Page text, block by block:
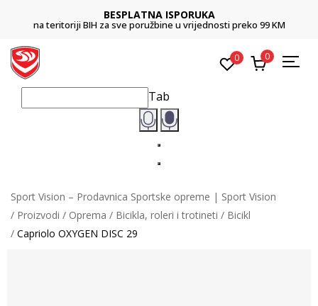
BESPLATNA ISPORUKA
na teritoriji BIH za sve poružbine u vrijednosti preko 99 KM
0 0
Tab
Sport Vision – Prodavnica Sportske opreme | Sport Vision
Proizvodi
Oprema Bicikla, roleri i trotineti
Bicikl
Capriolo OXYGEN DISC 29